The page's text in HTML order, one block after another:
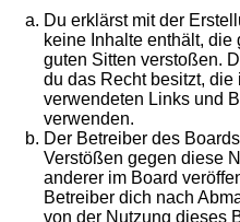
Du erklärst mit der
keine Inhalte enthält,
guten Sitten verstoßen.
du das Recht besitzt,
verwendeten Links und
verwenden.
Der Betreiber des
Verstößen gegen diese
anderer im Board
Betreiber dich nach
von der Nutzung dieses